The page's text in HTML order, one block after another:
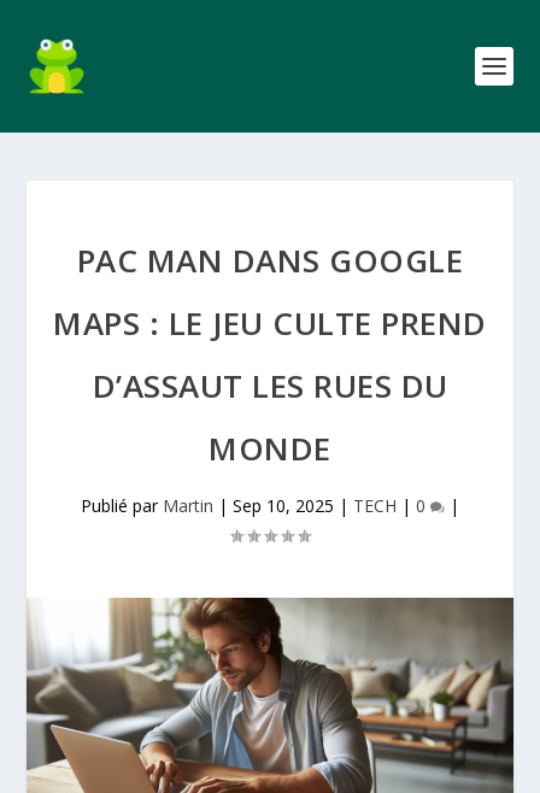
PAC MAN DANS GOOGLE
MAPS : LE JEU CULTE PREND
D’ASSAUT LES RUES DU
MONDE
Publié par Martin | Sep 10, 2025 | TECH | 0 |